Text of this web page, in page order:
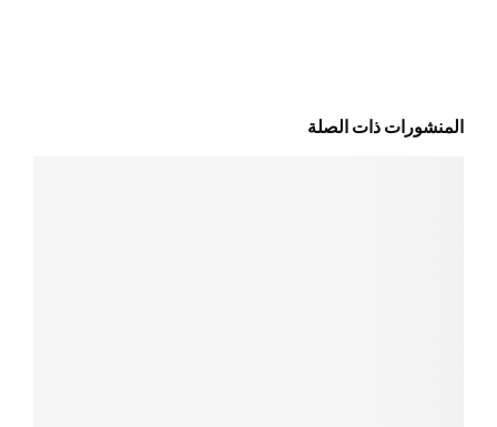
المنشورات ذات الصلة